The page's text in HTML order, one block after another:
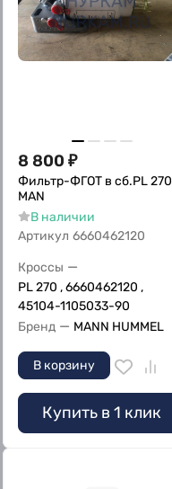
8 800 ₽
Фильтр-ФГОТ в сб.PL 270
MAN
В наличии
Артикул 6660462120
Кроссы —
PL 270 , 6660462120 ,
45104-1105033-90
Бренд — MANN HUMMEL
В корзину
Купить в 1 клик